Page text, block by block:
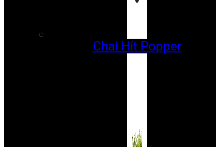
Chai Hít Popper